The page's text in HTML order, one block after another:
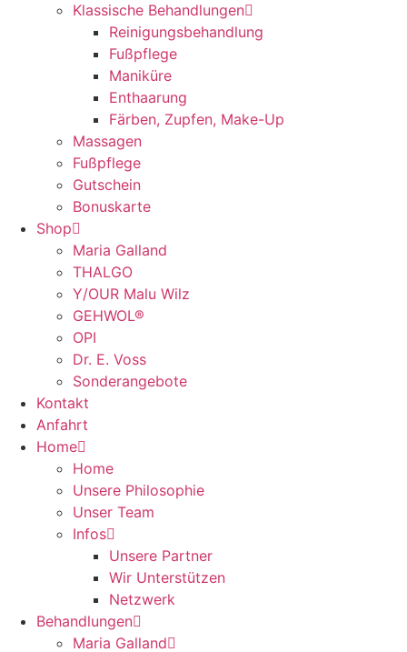
Klassische Behandlungen
Reinigungsbehandlung
Fußpflege
Maniküre
Enthaarung
Färben, Zupfen, Make-Up
Massagen
Fußpflege
Gutschein
Bonuskarte
Shop
Maria Galland
THALGO
Y/OUR Malu Wilz
GEHWOL®
OPI
Dr. E. Voss
Sonderangebote
Kontakt
Anfahrt
Home
Home
Unsere Philosophie
Unser Team
Infos
Unsere Partner
Wir Unterstützen
Netzwerk
Behandlungen
Maria Galland